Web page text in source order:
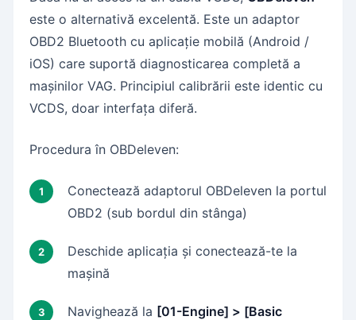
este o alternativă excelentă. Este un adaptor
OBD2 Bluetooth cu aplicație mobilă (Android /
iOS) care suportă diagnosticarea completă a
mașinilor VAG. Principiul calibrării este identic cu
VCDS, doar interfața diferă.
Procedura în OBDeleven:
Conectează adaptorul OBDeleven la portul
OBD2 (sub bordul din stânga)
Deschide aplicația și conectează-te la
mașină
Navighează la [01-Engine] > [Basic